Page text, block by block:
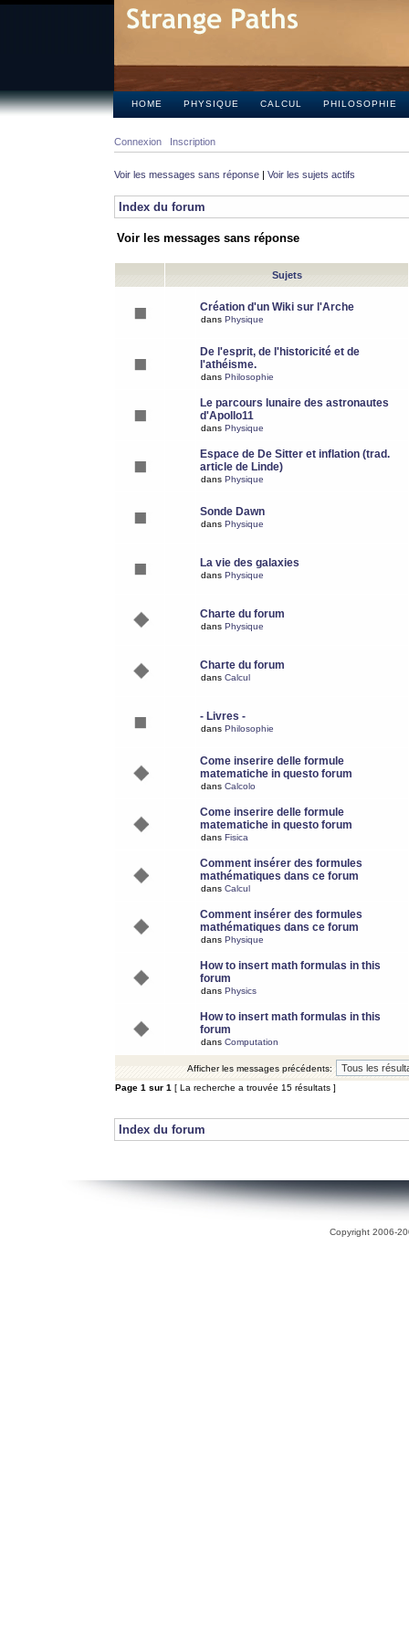
HOME PHYSIQUE CALCUL PHILOSOPHIE
Connexion Inscription
Voir les messages sans réponse | Voir les sujets actifs
Index du forum
Voir les messages sans réponse
Sujets
Création d'un Wiki sur l'Arche
dans Physique
De l'esprit, de l'historicité et de
l'athéisme.
dans Philosophie
Le parcours lunaire des astronautes
d'Apollo11
dans Physique
Espace de De Sitter et inflation (trad.
article de Linde)
dans Physique
Sonde Dawn
dans Physique
La vie des galaxies
dans Physique
Charte du forum
dans Physique
Charte du forum
dans Calcul
- Livres -
dans Philosophie
Come inserire delle formule
matematiche in questo forum
dans Calcolo
Come inserire delle formule
matematiche in questo forum
dans Fisica
Comment insérer des formules
mathématiques dans ce forum
dans Calcul
Comment insérer des formules
mathématiques dans ce forum
dans Physique
How to insert math formulas in this
forum
dans Physics
How to insert math formulas in this
forum
dans Computation
Afficher les messages précédents:
Page 1 sur 1 [ La recherche a trouvée 15 résultats ]
Index du forum
Copyright 2006-